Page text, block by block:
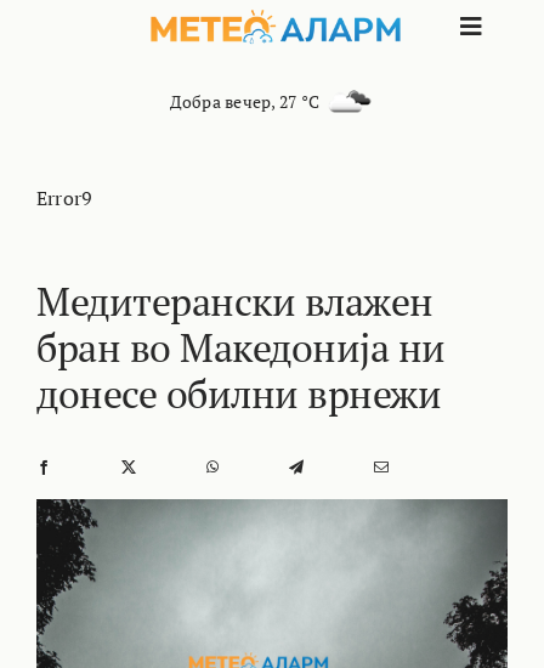
Toggle
ИНТЕРЕСНО
КОНТАКТ
Добра вечер, 27 °C
Error9
Медитерански влажен
бран во Македонија ни
донесе обилни врнежи